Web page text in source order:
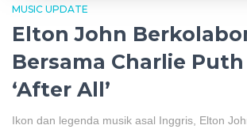
MUSIC UPDATE
Elton John
Bersama Charlie
‘After All’
Ikon dan legenda musik asal Inggris, Elton